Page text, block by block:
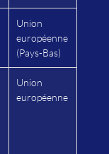
Union
européenne
(Pays-Bas)
Union
européenne